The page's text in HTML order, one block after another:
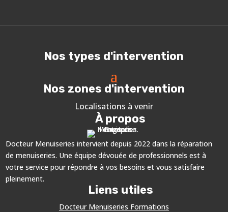
Nos types d'intervention
Nos zones d'intervention
Localisations à venir
À propos
Docteur Menuiseries intervient depuis 2022 dans la réparation
de menuiseries. Une équipe dévouée de professionnels est à
votre service pour répondre à vos besoins et vous satisfaire
pleinement.
Liens utiles
Docteur Menuiseries Formations